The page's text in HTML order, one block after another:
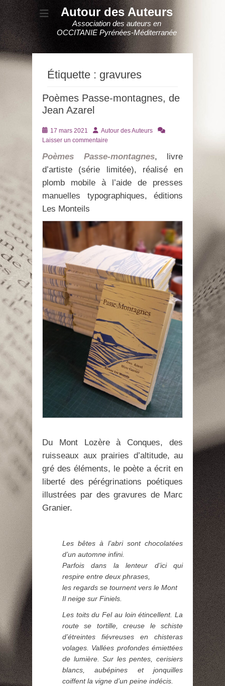
Autour des Auteurs
Association des auteurs en
OCCITANIE Pyrénées-Méditerranée
Étiquette : gravures
Poèmes Passe-montagnes, de
Jean Azarel
Posté
le
17 mars 2021 AuteurAutour des Auteurs
Laisser un commentaire
Poèmes Passe-montagnes, livre
d’artiste (série limitée), réalisé en
plomb mobile à l’aide de presses
manuelles typographiques, éditions
Les Monteils
Du Mont Lozère à Conques, des
ruisseaux aux prairies d’altitude, au
gré des éléments, le poète a écrit en
liberté des pérégrinations poétiques
illustrées par des gravures de Marc
Granier.
Les bêtes à l’abri sont chocolatées
d’un automne infini.
Parfois dans la lenteur d’ici qui
respire entre deux phrases,
les regards se tournent vers le Mont
Il neige sur Finiels.
Les toits du Fel au loin étincellent. La
route se tortille, creuse le schiste
d’étreintes fiévreuses en chisteras
volages. Vallées profondes émiettées
de lumière. Sur les pentes, cerisiers
blancs, aubépines et jonquilles
coiffent la vigne d’un peine indécis.